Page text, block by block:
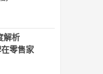
解析
零售家